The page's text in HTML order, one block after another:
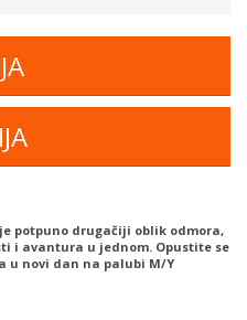
potpuno drugačiji oblik odmora,
i avantura u jednom. Opustite se
u novi dan na palubi M/Y